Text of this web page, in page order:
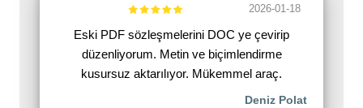
2026-01-18
Eski PDF sözleşmelerini DOC ye çevirip
düzenliyorum. Metin ve biçimlendirme
kusursuz aktarılıyor. Mükemmel araç.
Deniz Polat